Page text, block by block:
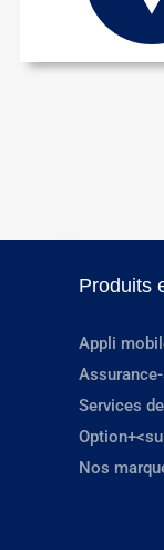
Produits
Appli
Services
Nos